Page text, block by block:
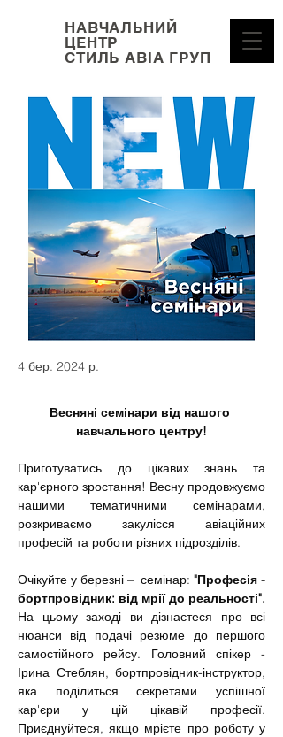
НАВЧАЛЬНИЙ
ЦЕНТР
СТИЛЬ АВІА ГРУП
4 бер. 2024 р.
Весняні семінари від нашого
навчального центру!
Приготуватись до цікавих знань та
кар'єрного зростання! Весну продовжуємо
нашими тематичними семінарами,
розкриваємо закулісся авіаційних
професій та роботи різних підрозділів.
Очікуйте у березні –  семінар: "Професія -
бортпровідник: від мрії до реальності".
На цьому заході ви дізнаєтеся про всі
нюанси від подачі резюме до першого
самостійного рейсу. Головний спікер -
Ірина Стеблян, бортпровідник-інструктор,
яка поділиться секретами успішної
кар'єри у цій цікавій професії.
Приєднуйтеся, якщо мрієте про роботу у